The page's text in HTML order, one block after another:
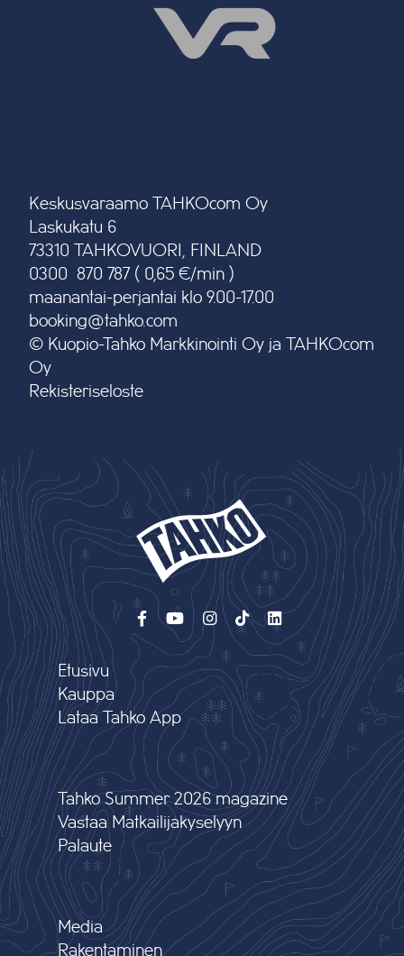
Keskusvaraamo TAHKOcom Oy
Laskukatu 6
73310 TAHKOVUORI, FINLAND
0300 870 787 ( 0,65 €/min )
maanantai-perjantai klo 9.00-17.00
booking@tahko.com
© Kuopio-Tahko Markkinointi Oy ja TAHKOcom
Oy
Rekisteriseloste
Etusivu
Kauppa
Lataa Tahko App
Tahko Summer 2026 magazine
Vastaa Matkailijakyselyyn
Palaute
Media
Rakentaminen